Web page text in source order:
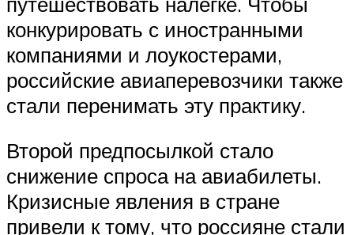
конкурировать с иностранными
компаниями и лоукостерами,
российские авиаперевозчики также
стали перенимать эту практику.
Второй предпосылкой стало
снижение спроса на авиабилеты.
Кризисные явления в стране
привели к тому, что россияне стали